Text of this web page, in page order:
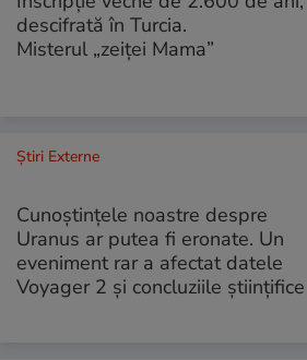
descifrată în Turcia.
Misterul „zeiței Mama”
Știri Externe
Cunoștințele noastre despre
Uranus ar putea fi eronate. Un
eveniment rar a afectat datele
Voyager 2 și concluziile științifice